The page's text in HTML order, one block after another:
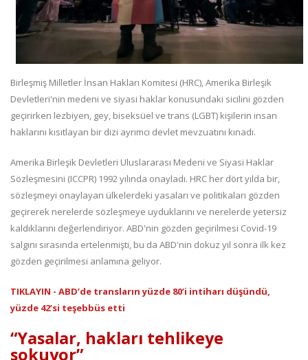
Birleşmiş Milletler İnsan Hakları Komitesi (HRC), Amerika Birleşik
Devletleri'nin medeni ve siyasi haklar konusundaki sicilini gözden
geçirirken lezbiyen, gey, biseksüel ve trans (LGBT) kişilerin insan
haklarını kısıtlayan bir dizi ayrımcı devlet mevzuatını kınadı.
Amerika Birleşik Devletleri Uluslararası Medeni ve Siyasi Haklar
Sözleşmesini (ICCPR) 1992 yılında onayladı. HRC her dört yılda bir,
sözleşmeyi onaylayan ülkelerdeki yasaları ve politikaları gözden
geçirerek nerelerde sözleşmeye uyduklarını ve nerelerde yetersiz
kaldıklarını değerlendiriyor. ABD'nin gözden geçirilmesi Covid-19
salgını sırasında ertelenmişti, bu da ABD'nin dokuz yıl sonra ilk kez
gözden geçirilmesi anlamına geliyor.
TIKLAYIN - ABD’de transların yüzde 80’i intiharı düşündü,
yüzde 42’si teşebbüs etti
“Yasalar, hakları tehlikeye
sokuyor”